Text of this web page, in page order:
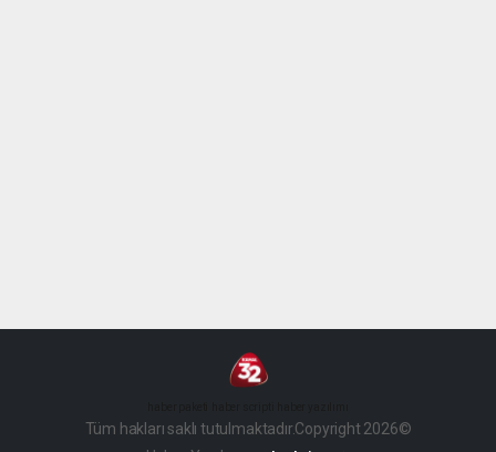
Tüm hakları saklı tutulmaktadır.Copyright 2026©